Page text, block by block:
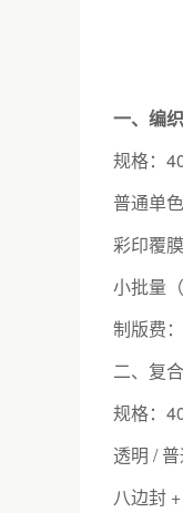
一、编
规格：
普通单
彩印覆
小批量
制版费
二、复
规格：
透明 /
八边封